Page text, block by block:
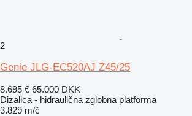
2
Genie JLG-EC520AJ Z45/25
8.695 € 65.000 DKK
Dizalica - hidraulična zglobna platforma
3.829 m/č